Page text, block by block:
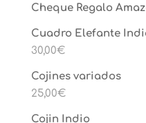
Cheque Regalo
Cuadro Elefante
30,00€
Cojines variados
25,00€
Cojin Indio